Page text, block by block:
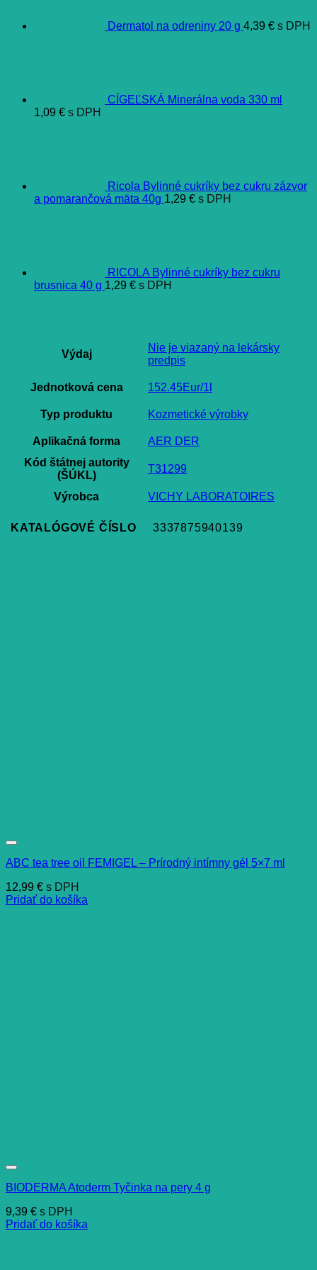
Dermatol na odreniny 20 g 4,39 € s DPH
CÍGEĽSKÁ Minerálna voda 330 ml
1,09 € s DPH
Ricola Bylinné cukríky bez cukru zázvor
a pomarančová mäta 40g 1,29 € s DPH
RICOLA Bylinné cukríky bez cukru
brusnica 40 g 1,29 € s DPH
Výdaj
Nie je viazaný na lekársky
predpis
Jednotková cena 152.45Eur/1l
Typ produktu Kozmetické výrobky
Aplikačná forma
AER DER
Kód štátnej autority
(ŠÚKL)
T31299
Výrobca VICHY LABORATOIRES
KATALÓGOVÉ ČÍSLO 3337875940139
ABC tea tree oil FEMIGEL – Prírodný intímny gél 5×7 ml
12,99 € s DPH
Pridať do košíka
BIODERMA Atoderm Tyčinka na pery 4 g
9,39 € s DPH
Pridať do košíka